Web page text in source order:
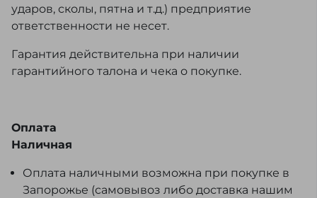
ударов, сколы, пятна и т.д.) предприятие
ответственности не несет.
Гарантия действительна при наличии
гарантийного талона и чека о покупке.
Оплата
Наличная
Оплата наличными возможна при покупке в
Запорожье (самовывоз либо доставка нашим